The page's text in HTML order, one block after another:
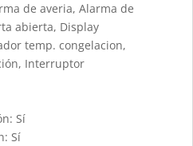
de averia, Alarma de
abierta, Display
temp. congelacion,
Interruptor
Sí
Sí